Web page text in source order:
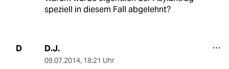
speziell in diesem Fall abgelehnt?
D D.J.
09.07.2014, 18:21 Uhr